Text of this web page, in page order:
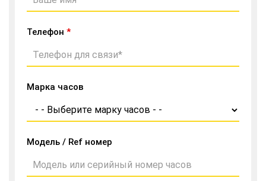
Телефон *
Марка часов
Модель / Ref номер